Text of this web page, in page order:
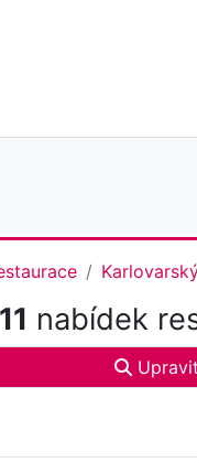
11 nabídek